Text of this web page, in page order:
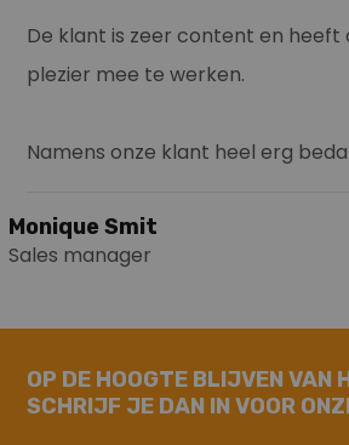
De klant is zeer content en
plezier mee te werken.
Namens onze klant heel erg
Monique Smit
Sales manager
OP DE HOOGTE BLIJVEN VAN
SCHRIJF JE DAN IN VOOR